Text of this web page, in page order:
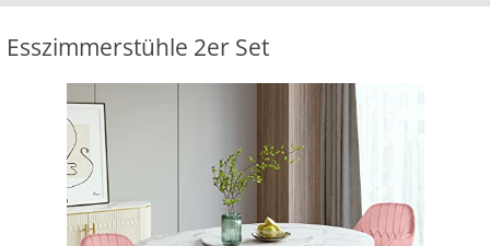
Esszimmerstühle 2er Set